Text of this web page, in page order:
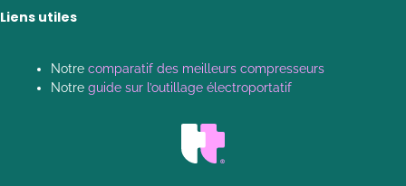
Liens utiles
Notre comparatif des meilleurs compresseurs
Notre guide sur l’outillage électroportatif